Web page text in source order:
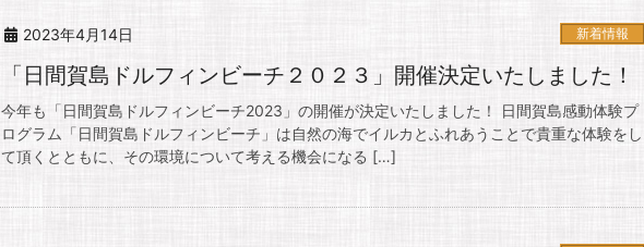
2023年4月14日 新着情報
「日間賀島ドルフィンビーチ２０２３」開催決定いたしました！
今年も「日間賀島ドルフィンビーチ2023」の開催が決定いたしました！ 日間賀島感動体験プ
ログラム「日間賀島ドルフィンビーチ」は自然の海でイルカとふれあうことで貴重な体験をし
て頂くとともに、その環境について考える機会になる […]